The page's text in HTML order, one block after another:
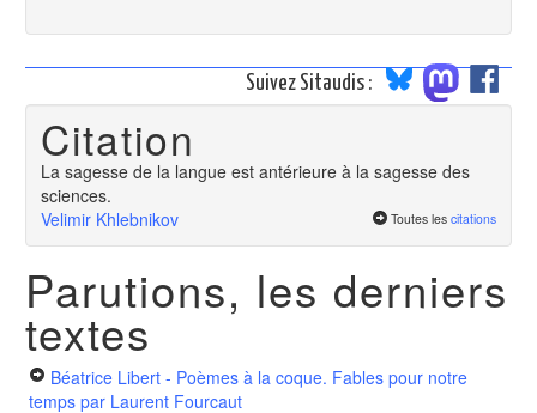
Suivez Sitaudis :
Citation
La sagesse de la langue est antérieure à la sagesse des
sciences.
Velimir Khlebnikov
Toutes les citations
Parutions, les derniers
textes
Béatrice Libert - Poèmes à la coque. Fables pour notre
temps par Laurent Fourcaut